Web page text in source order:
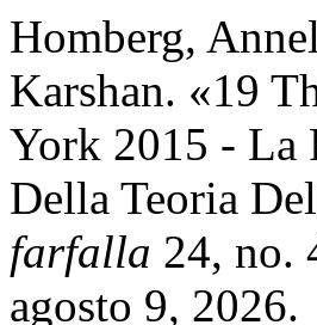
Homberg,
Karshan. «19
York 2015 - La
Della Teoria
farfalla 24, no.
agosto 9, 2026.